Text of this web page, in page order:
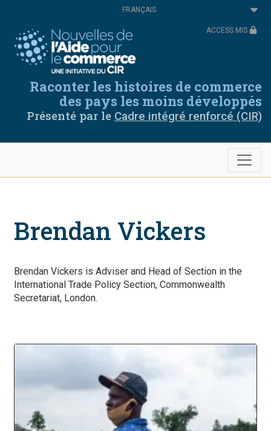
principal
Select
your
ACCESS MIS
Raconter les histoires de commerce
des pays les moins développés
Présenté par le Cadre intégré renforcé (CIR)
Brendan Vickers
Brendan Vickers is Adviser and Head of Section in the
International Trade Policy Section, Commonwealth
Secretariat, London.